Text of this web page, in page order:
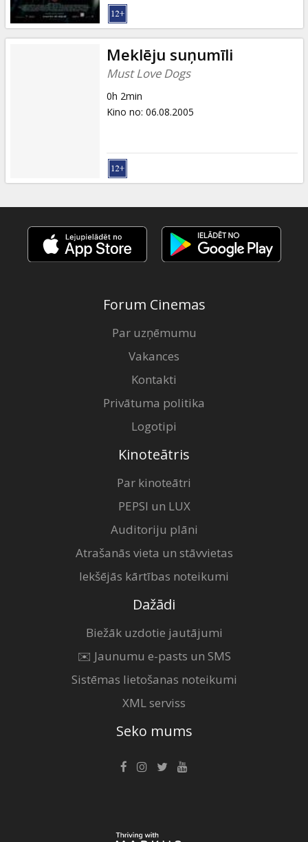
Meklēju suņumīli
Must Love Dogs
0h 2min
Kino no: 06.08.2005
Forum Cinemas
Par uzņēmumu
Vakances
Kontakti
Privātuma politika
Logotipi
Kinoteātris
Par kinoteātri
PEPSI un LUX
Auditoriju plāni
Atrašanās vieta un stāvvietas
Iekšējās kārtības noteikumi
Dažādi
Biežāk uzdotie jautājumi
✉️ Jaunumu e-pasts un SMS
Sistēmas lietošanas noteikumi
XML serviss
Seko mums